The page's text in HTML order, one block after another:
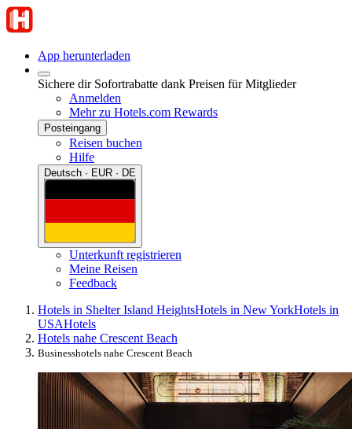
App herunterladen
Sichere dir Sofortrabatte dank Preisen für Mitglieder
Anmelden
Mehr zu Hotels.com Rewards
Posteingang
Reisen buchen
Hilfe
Deutsch · EUR · DE
Unterkunft registrieren
Meine Reisen
Feedback
Hotels in Shelter Island HeightsHotels in New YorkHotels in
USAHotels
Hotels nahe Crescent Beach
Businesshotels nahe Crescent Beach